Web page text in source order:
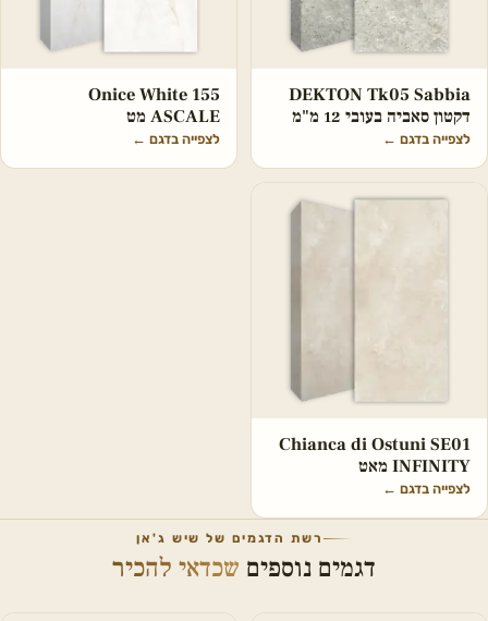
DEKTON Tk05 Sabbia
דקטון סאביה בעובי 12 מ"מ
לצפייה בדגם ←
Onice White 155
ASCALE מט
לצפייה בדגם ←
Chianca di Ostuni SE01
INFINITY מאט
לצפייה בדגם ←
רשת הדגמים של שיש ג'אן
דגמים נוספים שכדאי להכיר